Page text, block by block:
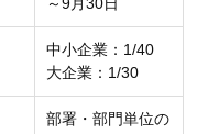
中小企業：1/40
大企業：1/30
部署・部門単位の